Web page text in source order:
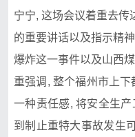
宁宁, 这场会议着⁠重去传
的重要讲话以及指示精​
爆炸这一事件以​及山西⁠
重强调, ‍整个福州市上下
一种责任感, 将安全生
到制止重‍特大事故发生